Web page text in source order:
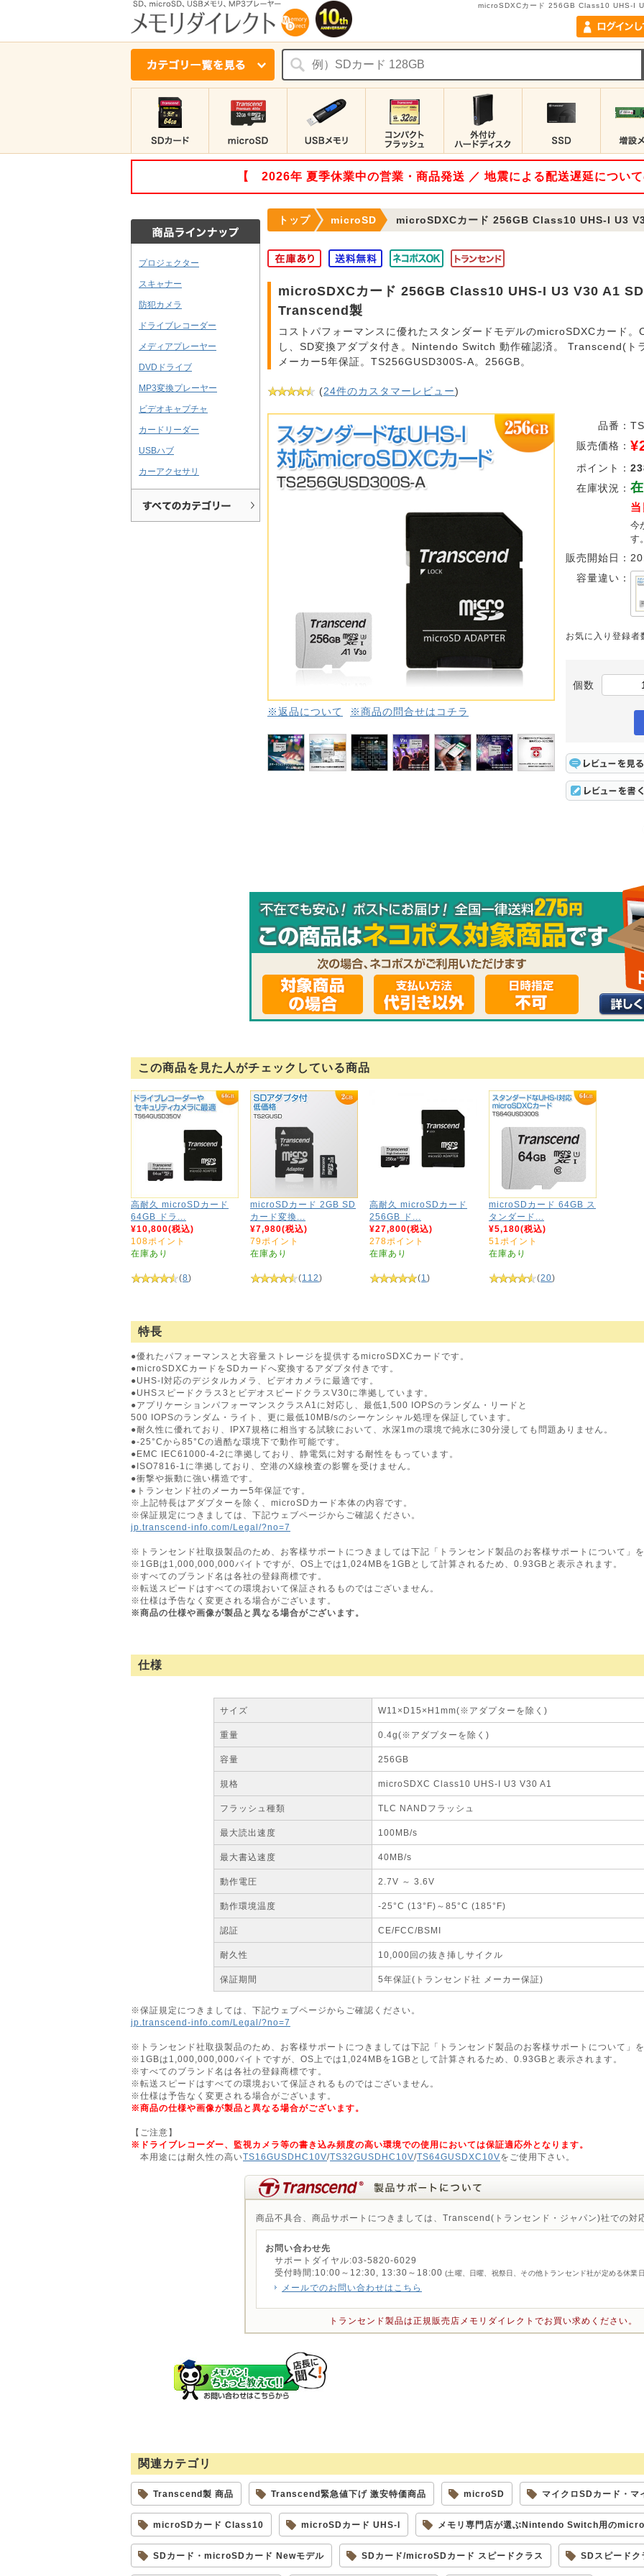
microSDXCカード 256GB Class10 UHS-I
【 2026年 夏季休業中の営業・商品発送 ／ 地震による配送遅延につい
プロジェクター
スキャナー
防犯カメラ
ドライブレコーダー
メディアプレーヤー
DVDドライブ
MP3変換プレーヤー
ビデオキャプチャ
カードリーダー
USBハブ
カーアクセサリ
トップ microSD microSDXCカード 256GB Class10 UHS-I U3 V30 A1
microSDXCカード 256GB Class10 UHS-I U3 V30 A1 SD
Transcend製
コストパフォーマンスに優れたスタンダードモデルのmicroSDXCカード
し、SD変換アダプタ付き。Nintendo Switch 動作確認済。 Transcend(ト
メーカー5年保証。TS256GUSD300S-A。256GB。
(24件のカスタマーレビュー)
※返品について ※商品の問合せはコチラ
品番：
販売価格：
ポイント：
在庫状況：
今
す。
販売開始日：
容量違い：
お気に入り登録者
個数
この商品を見た人がチェックしている商品
高耐久 microSDカード
64GB ドラ...
¥10,800(税込)
108ポイント
在庫あり
(8)
microSDカード 2GB SD
カード変換...
¥7,980(税込)
79ポイント
在庫あり
(112)
高耐久 microSDカード
256GB ド...
¥27,800(税込)
278ポイント
在庫あり
(1 )
microSDカード 64GB ス
タンダード...
¥5,180(税込)
51ポイント
在庫あり
(20)
特長
●優れたパフォーマンスと大容量ストレージを提供するmicroSDXCカードです。
●microSDXCカードをSDカードへ変換するアダプタ付きです。
●UHS-I対応のデジタルカメラ、ビデオカメラに最適です。
●UHSスピードクラス3とビデオスピードクラスV30に準拠しています。
●アプリケーションパフォーマンスクラスA1に対応し、最低1,500 IOPSのランダム・リードと
500 IOPSのランダム・ライト、更に最低10MB/sのシーケンシャル処理を保証しています。
●耐久性に優れており、IPX7規格に相当する試験において、水深1mの環境で純水に30分浸しても問題ありません。
●-25°Cから85°Cの過酷な環境下で動作可能です。
●EMC IEC61000-4-2に準拠しており、静電気に対する耐性をもっています。
●ISO7816-1に準拠しており、空港のX線検査の影響を受けません。
●衝撃や振動に強い構造です。
●トランセンド社のメーカー5年保証です。
※上記特長はアダプターを除く、microSDカード本体の内容です。
※保証規定につきましては、下記ウェブページからご確認ください。
jp.transcend-info.com/Legal/?no=7
※トランセンド社取扱製品のため、お客様サポートにつきましては下記「トランセンド製品のお客様サポートについて」を
※1GBは1,000,000,000バイトですが、OS上では1,024MBを1GBとして計算されるため、0.93GBと表示されます。
※すべてのブランド名は各社の登録商標です。
※転送スピードはすべての環境おいて保証されるものではございません。
※仕様は予告なく変更される場合がございます。
※商品の仕様や画像が製品と異なる場合がございます。
仕様
サイズ W11×D15×H1mm(※アダプターを除く)
重量 0.4g(※アダプターを除く)
容量 256GB
規格 microSDXC Class10 UHS-I U3 V30 A1
フラッシュ種類 TLC NANDフラッシュ
最大読出速度 100MB/s
最大書込速度 40MB/s
動作電圧 2.7V ～ 3.6V
動作環境温度 -25°C (13°F)～85°C (185°F)
認証 CE/FCC/BSMI
耐久性 10,000回の抜き挿しサイクル
保証期間 5年保証(トランセンド社 メーカー保証)
※保証規定につきましては、下記ウェブページからご確認ください。
jp.transcend-info.com/Legal/?no=7
※トランセンド社取扱製品のため、お客様サポートにつきましては下記「トランセンド製品のお客様サポートについて」を
※1GBは1,000,000,000バイトですが、OS上では1,024MBを1GBとして計算されるため、0.93GBと表示されます。
※すべてのブランド名は各社の登録商標です。
※転送スピードはすべての環境おいて保証されるものではございません。
※仕様は予告なく変更される場合がございます。
※商品の仕様や画像が製品と異なる場合がございます。
【ご注意】
※ドライブレコーダー、監視カメラ等の書き込み頻度の高い環境での使用においては保証適応外となります。
本用途には耐久性の高いTS16GUSDHC10V/TS32GUSDHC10V/TS64GUSDXC10Vをご使用下さい。
商品不具合、商品サポートにつきましては、Transcend(トランセンド・ジャパン)社での対
お問い合わせ先
サポートダイヤル:03-5820-6029
受付時間:10:00～12:30, 13:30～18:00 (土曜、日曜、祝祭日、その他トランセンド社が定める休業
メールでのお問い合わせはこちら
トランセンド製品は正規販売店メモリダイレクトでお買い求めください。
関連カテゴリ
Transcend製 商品 Transcend緊急値下げ 激安特価商品 microSD マイクロSDカード・
microSDカード Class10 microSDカード UHS-I メモリ専門店が選ぶNintendo Switch用の
SDカード・microSDカード Newモデル SDカード/microSDカード スピードクラス SDスピードク